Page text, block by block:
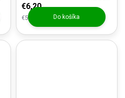
€5,12 bez DPH
€6,20
Do košíka